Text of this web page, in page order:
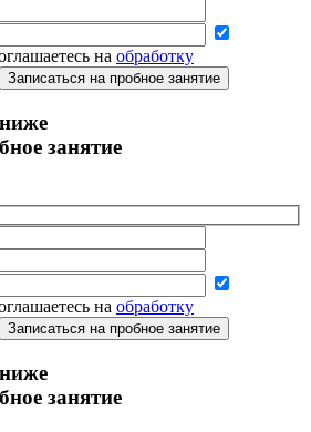
на обработку
Записаться на пробное занятие
занятие
на обработку
Записаться на пробное занятие
занятие